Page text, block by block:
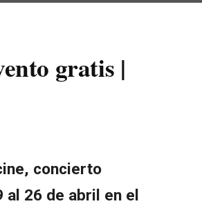
gratis |
concierto
26 de abril en el